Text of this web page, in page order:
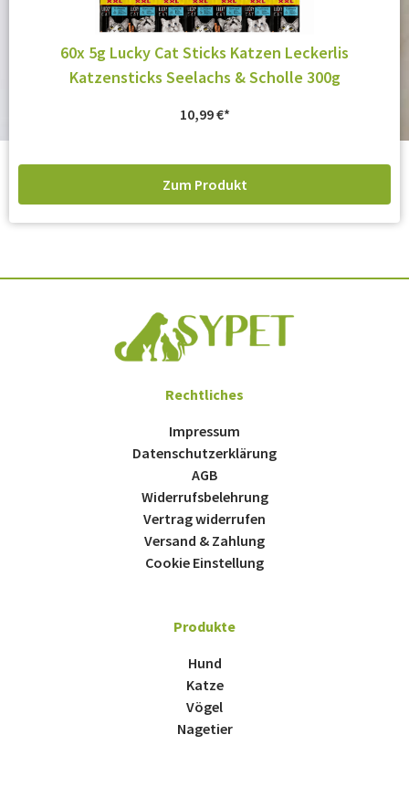
60x 5g Lucky Cat Sticks Katzen Leckerlis
Katzensticks Seelachs & Scholle 300g
10,99€
Zum Produkt
Rechtliches
Impressum
Datenschutzerklärung
AGB
Widerrufsbelehrung
Vertrag widerrufen
Versand & Zahlung
Cookie Einstellung
Produkte
Hund
Katze
Vögel
Nagetier